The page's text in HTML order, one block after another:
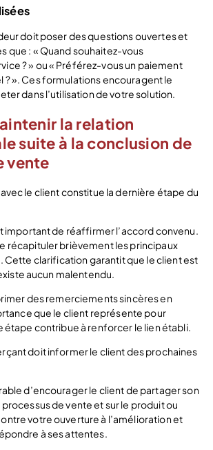
doit poser des questions ouvertes et
que : « Quand souhaitez-vous
? » ou « Préférez-vous un paiement
? ». Ces formulations encouragent le
dans l’utilisation de votre solution.
la relation
suite à la conclusion de
vente
le client constitue la dernière étape du
important de réaffirmer l’accord convenu.
récapituler brièvement les principaux
Cette clarification garantit que le client est
aucun malentendu.
des remerciements sincères en
que le client représente pour
étape contribue à renforcer le lien établi.
doit informer le client des prochaines
d’encourager le client de partager son
de vente et sur le produit ou
votre ouverture à l’amélioration et
à ses attentes.